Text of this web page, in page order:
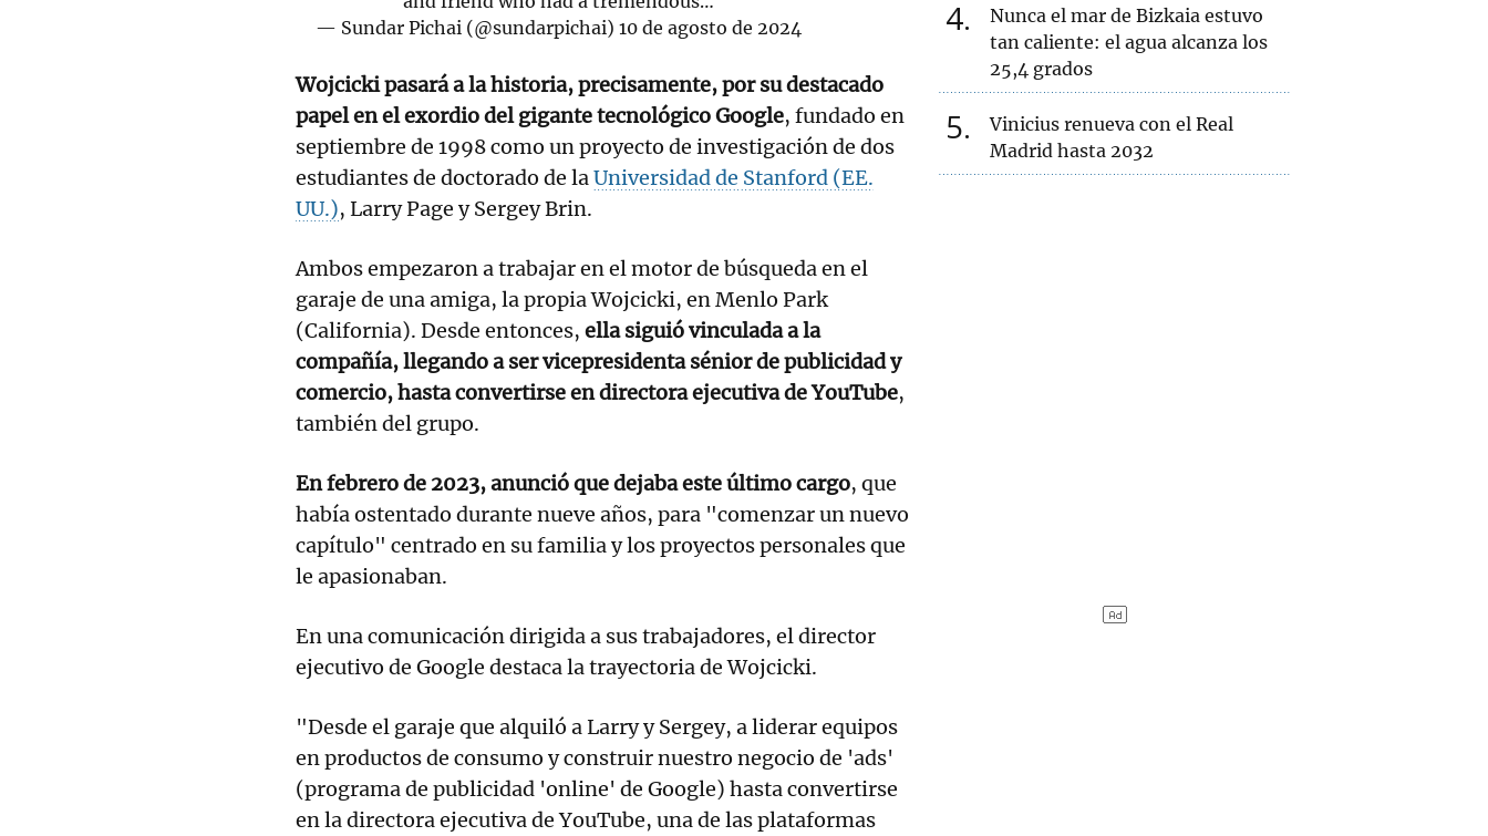
— Sundar Pichai (@sundarpichai) 10 de agosto de 2024
Wojcicki pasará a la historia, precisamente, por su destacado
papel en el exordio del gigante tecnológico Google, fundado en
septiembre de 1998 como un proyecto de investigación de dos
estudiantes de doctorado de laUniversidad de Stanford (EE.
UU.), Larry Page y Sergey Brin.
Ambos empezaron a trabajar en el motor de búsqueda en el
garaje de una amiga, la propia Wojcicki, en Menlo Park
(California). Desde entonces, ella siguió vinculada a la
compañía, llegando a ser vicepresidenta sénior de publicidad y
comercio, hasta convertirse en directora ejecutiva de YouTube,
también del grupo.
En febrero de 2023, anunció que dejaba este último cargo, que
había ostentado durante nueve años, para "comenzar un nuevo
capítulo" centrado en su familia y los proyectos personales que
le apasionaban.
En una comunicación dirigida a sus trabajadores, el director
ejecutivo de Google destaca la trayectoria de Wojcicki.
"Desde el garaje que alquiló a Larry y Sergey, a liderar equipos
en productos de consumo y construir nuestro negocio de 'ads'
(programa de publicidad 'online' de Google) hasta convertirse
en la directora ejecutiva de YouTube, una de las plataformas
4
Nunca el mar de Bizkaia estuvo
tan caliente: el agua alcanza los
25,4 grados
5
Vinicius renueva con el Real
Madrid hasta 2032